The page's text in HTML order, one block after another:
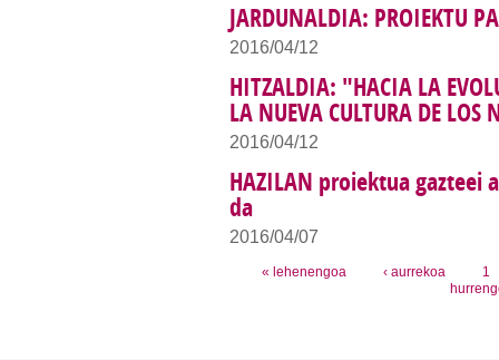
JARDUNALDIA: PROIEKTU
2016/04/12
HITZALDIA: "HACIA LA
LA NUEVA CULTURA DE LOS
2016/04/12
HAZILAN proiektua
da
2016/04/07
Orriak
« lehenengoa ‹ aurrekoa
1